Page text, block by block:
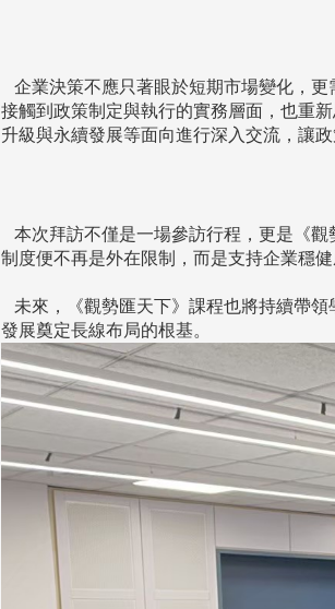
企業決策不應只著眼於短期市場變化，
接觸到政策制定與執行的實務層面，也重
升級與永續發展等面向進行深入交流，讓
本次拜訪不僅是一場參訪行程，更是《
制度便不再是外在限制，而是支持企業穩健
未來，《觀勢匯天下》課程也將持續帶
發展奠定長線布局的根基。